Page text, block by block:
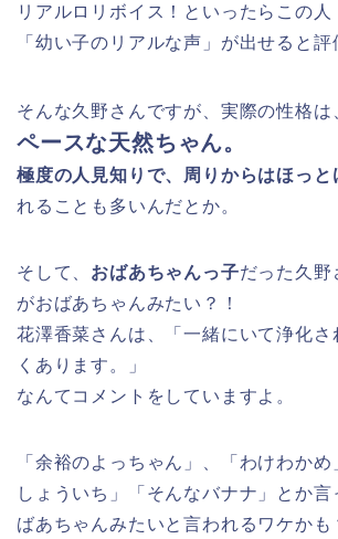
リアルロリボイス！といったらこの人
「幼い子のリアルな声」が出せると評
そんな久野さんですが、実際の性格は
ペースな天然ちゃん。
極度の人見知りで、周りからはほっと
れることも多いんだとか。
そして、 おばあちゃんっ子だった久野
がおばあちゃんみたい？！
花澤香菜さんは、「一緒にいて浄化さ
くあります。」
なんてコメントをしていますよ。
「余裕のよっちゃん」、「わけわか
しょういち」「そんなバナナ」とか言
ばあちゃんみたいと言われるワケかも